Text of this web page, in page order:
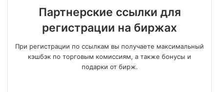
Партнерские ссылки для
регистрации на биржах
При регистрации по ссылкам вы получаете максимальный
кэшбэк по торговым комиссиям, а также бонусы и
подарки от бирж.